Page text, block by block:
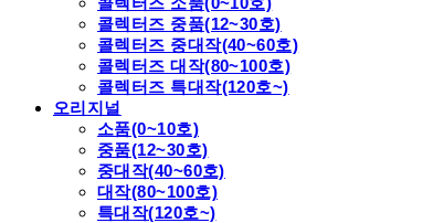
콜렉터즈 중품(12~30호)
콜렉터즈 중대작(40~60호)
콜렉터즈 대작(80~100호)
콜렉터즈 특대작(120호~)
오리지널
소품(0~10호)
중품(12~30호)
중대작(40~60호)
대작(80~100호)
특대작(120호~)